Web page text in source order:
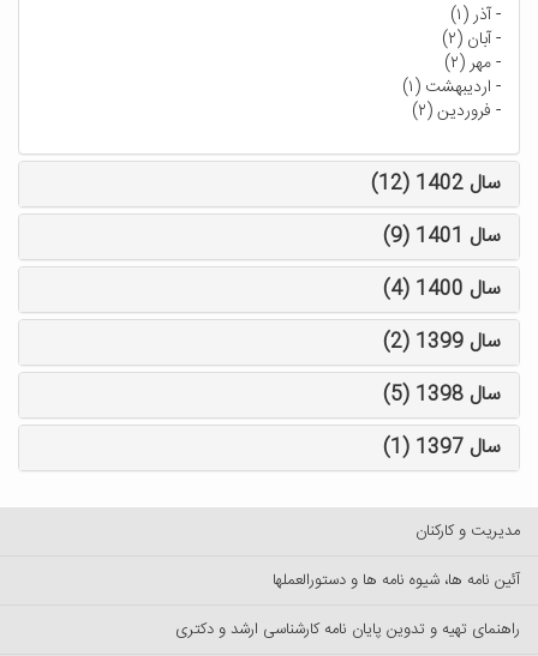
-آذر (۱)
-آبان (۲)
-مهر (۲)
- اردیبهشت (۱)
- فروردین (۲)
سال 1402 (12)
سال 1401 (9)
سال 1400 (4)
سال 1399 (2)
سال 1398 (5)
سال 1397 (1)
مدیریت و کارکنان
آئین نامه ها، شیوه نامه ها و دستورالعملها
راهنمای تهیه و تدوین پایان نامه کارشناسی ارشد و دکتری